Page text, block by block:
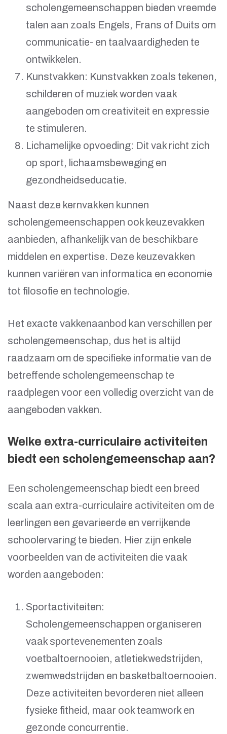
scholengemeenschappen bieden vreemde
talen aan zoals Engels, Frans of Duits om
communicatie- en taalvaardigheden te
ontwikkelen.
Kunstvakken: Kunstvakken zoals tekenen,
schilderen of muziek worden vaak
aangeboden om creativiteit en expressie
te stimuleren.
Lichamelijke opvoeding: Dit vak richt zich
op sport, lichaamsbeweging en
gezondheidseducatie.
Naast deze kernvakken kunnen
scholengemeenschappen ook keuzevakken
aanbieden, afhankelijk van de beschikbare
middelen en expertise. Deze keuzevakken
kunnen variëren van informatica en economie
tot filosofie en technologie.
Het exacte vakkenaanbod kan verschillen per
scholengemeenschap, dus het is altijd
raadzaam om de specifieke informatie van de
betreffende scholengemeenschap te
raadplegen voor een volledig overzicht van de
aangeboden vakken.
Welke extra-curriculaire activiteiten
biedt een scholengemeenschap aan?
Een scholengemeenschap biedt een breed
scala aan extra-curriculaire activiteiten om de
leerlingen een gevarieerde en verrijkende
schoolervaring te bieden. Hier zijn enkele
voorbeelden van de activiteiten die vaak
worden aangeboden:
Sportactiviteiten:
Scholengemeenschappen organiseren
vaak sportevenementen zoals
voetbaltoernooien, atletiekwedstrijden,
zwemwedstrijden en basketbaltoernooien.
Deze activiteiten bevorderen niet alleen
fysieke fitheid, maar ook teamwork en
gezonde concurrentie.